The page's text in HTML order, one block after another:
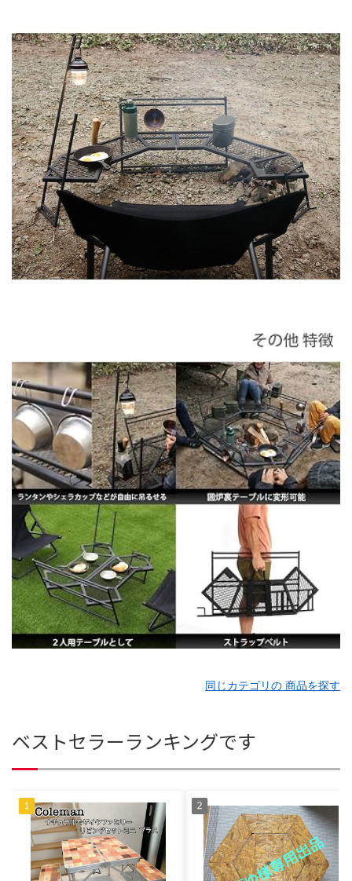
同じカテゴリの 商品を探す
ベストセラーランキングです